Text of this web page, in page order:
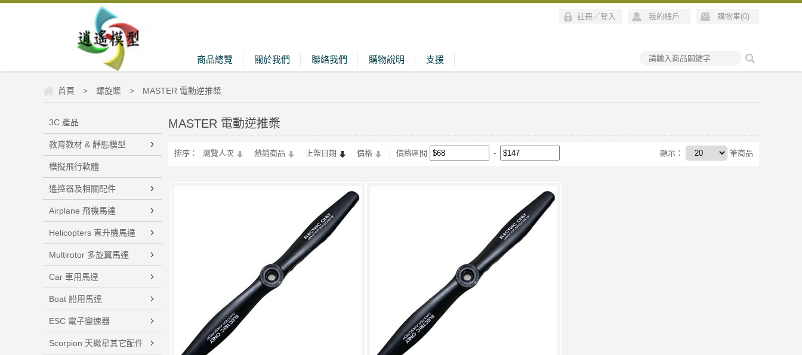
購物車(0)
我的帳戶
註冊／登入
商品總覽 關於我們 聯絡我們 購物說明 支援
首頁 > 螺旋槳 > MASTER 電動逆推槳
3C 產品
教育教材 & 靜態模型
模擬飛行軟體
遙控器及相關配件
Airplane 飛機馬達
Helicopters 直升機馬達
Multirotor 多旋翼馬達
Car 車用馬達
Boat 船用馬達
ESC 電子變速器
Scorpion 天蠍星其它配件
MASTER 電動逆推槳
排序： 瀏覽人次 熱銷商品 上架日期 價格 價格區間 顯示： 筆商品